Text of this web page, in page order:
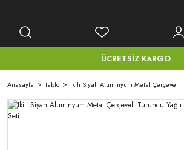
ÜCRETSİZ KARGO
Anasayfa Tablo Ikili Siyah Alüminyum Metal Çerçeveli